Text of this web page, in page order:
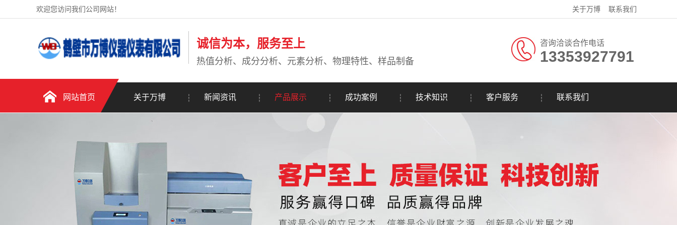
欢迎您访问我们公司网站！ 关于万博 联系我们
诚信为本，服务至上
热值分析、成分分析、元素分析、物理特性、样品制备
咨询洽谈合作电话
13353927791
网站首页 关于万博 新闻资讯 产品展示 成功案例 技术知识 客户服务 联系我们